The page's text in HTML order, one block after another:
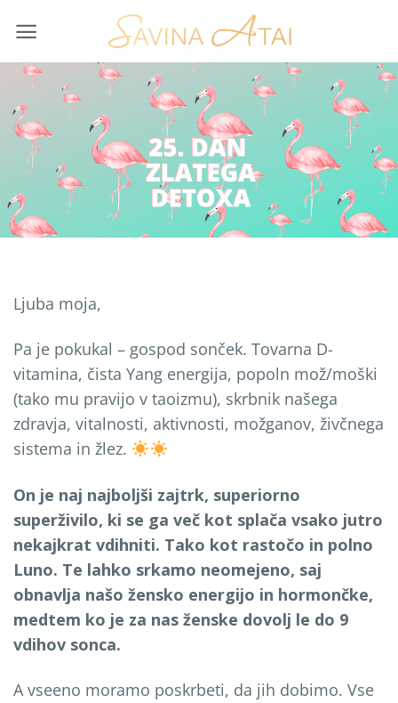
Ljuba moja,
Pa je pokukal – gospod sonček. Tovarna D-
vitamina, čista Yang energija, popoln mož/moški
(tako mu pravijo v taoizmu), skrbnik našega
zdravja, vitalnosti, aktivnosti, možganov, živčnega
sistema in žlez.
On je naj najboljši zajtrk, superiorno
superživilo, ki se ga več kot splača vsako jutro
nekajkrat vdihniti. Tako kot rastočo in polno
Luno. Te lahko srkamo neomejeno, saj
obnavlja našo žensko energijo in hormončke,
medtem ko je za nas ženske dovolj le do 9
vdihov sonca.
A vseeno moramo poskrbeti, da jih dobimo. Vse